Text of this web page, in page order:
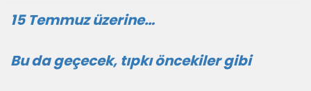
15 Temmuz üzerine…
Bu da geçecek, tıpkı öncekiler gibi